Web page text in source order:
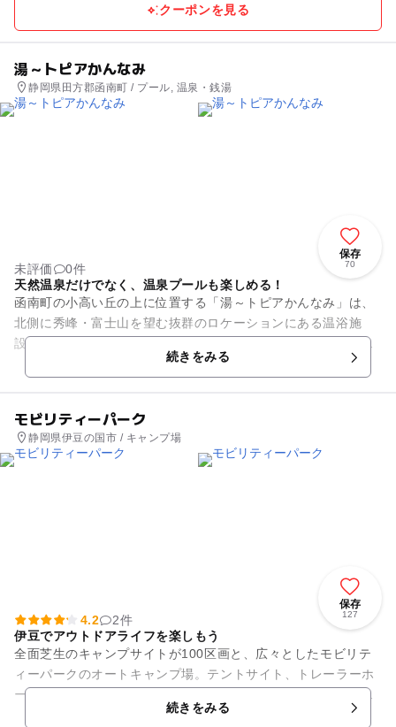
クーポンを見る
湯～トピアかんなみ
静岡県田方郡函南町 / プール, 温泉・銭湯
保存
70
未評価
0件
天然温泉だけでなく、温泉プールも楽しめる！
函南町の小高い丘の上に位置する「湯～トピアかんなみ」は、
北側に秀峰・富士山を望む抜群のロケーションにある温浴施
設。天然温泉とプールが一緒に楽しめる子連れにうれしいスポ
続きをみる
モビリティーパーク
静岡県伊豆の国市 / キャンプ場
保存
127
4.2
2件
伊豆でアウトドアライフを楽しもう
全面芝生のキャンプサイトが100区画と、広々としたモビリテ
ィーパークのオートキャンプ場。テントサイト、トレーラーホ
ーム、ログハウスなどの中から宿泊体系が選べるので、気分や
季節に合わせてアウトドア...続きをみる